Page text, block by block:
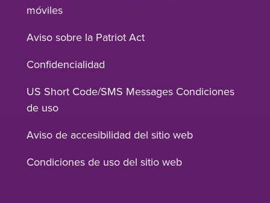
móviles
Aviso sobre la Patriot Act
Confidencialidad
US Short Code/SMS Messages Condiciones
de uso
Aviso de accesibilidad del sitio web
Condiciones de uso del sitio web